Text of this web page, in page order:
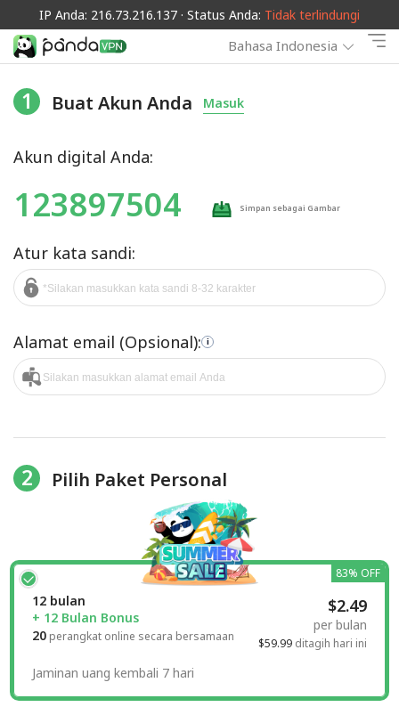
IP Anda: 216.73.216.137 · Status Anda: Tidak terlindungi
Bahasa Indonesia
1 Buat Akun Anda Masuk
Akun digital Anda:
123897504 Simpan sebagai Gambar
Atur kata sandi:
Alamat email (Opsional): i
2 Pilih Paket Personal
12 bulan
+ 12 Bulan Bonus
20 perangkat online secara bersamaan
$2.49
per bulan
$59.99 ditagih hari ini
83% OFF
Jaminan uang kembali 7 hari